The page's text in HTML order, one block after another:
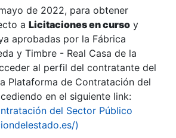
de 2022, para obtener
a Licitaciones en curso y
aprobadas por la Fábrica
y Timbre - Real Casa de la
al perfil del contratante del
Plataforma de Contratación del
en el siguiente link:
del Sector Público
)